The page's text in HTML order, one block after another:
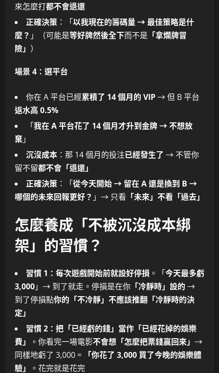
來怎麼打都不會退還
正確決策 ：「以我現在的籌碼量 → 最佳策略是什
麼？ 」（可能是等好牌然後全下而不是 「拿爛牌冒
險」 ）
場景 4：選平台
你在 A 平台已經累積了 14 個月的 VIP→ 但 B 平台
返水高 0.5%
「我在 A 平台花了 14 個月才升到金牌 → 不想放
棄」
沉沒成本 ：那 14 個月的投注已經發生了 → 不管你
留不留都不會「退還」
正確決策 ：「從今天開始 → 留在 A 還是換到 B →
哪個的未來回報更好？ 」→ 只看 「未來」不看「過去」
怎麼養成「不被沉沒成本綁
架」的習慣？
習慣 1：每次遊戲開始前就設好停損 。「今天最多虧
3,000」→ 到了就走。停損是在你 「冷靜時」設的 →
到了停損點你的「不冷靜」不應該推翻「冷靜時的決
定」
習慣 2：把「已經虧的錢」當作「已經花掉的娛樂
費」
。你看完一場電影不會想「怎麼把票錢贏回來」 →
同樣地虧了 3,000 =
「你花了 3,000 買了今晚的娛樂體
驗」
。花完就是花完